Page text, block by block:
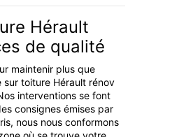
Hérault
de qualité
maintenir plus que
sur toiture Hérault rénov
interventions se font
consignes émises par
nous nous conformons